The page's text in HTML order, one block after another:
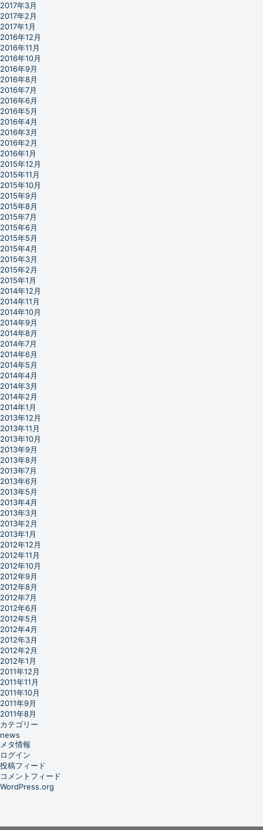
2017年3月
2017年2月
2017年1月
2016年12月
2016年11月
2016年10月
2016年9月
2016年8月
2016年7月
2016年6月
2016年5月
2016年4月
2016年3月
2016年2月
2016年1月
2015年12月
2015年11月
2015年10月
2015年9月
2015年8月
2015年7月
2015年6月
2015年5月
2015年4月
2015年3月
2015年2月
2015年1月
2014年12月
2014年11月
2014年10月
2014年9月
2014年8月
2014年7月
2014年6月
2014年5月
2014年4月
2014年3月
2014年2月
2014年1月
2013年12月
2013年11月
2013年10月
2013年9月
2013年8月
2013年7月
2013年6月
2013年5月
2013年4月
2013年3月
2013年2月
2013年1月
2012年12月
2012年11月
2012年10月
2012年9月
2012年8月
2012年7月
2012年6月
2012年5月
2012年4月
2012年3月
2012年2月
2012年1月
2011年12月
2011年11月
2011年10月
2011年9月
2011年8月
カテゴリー
news
メタ情報
ログイン
投稿フィード
コメントフィード
WordPress.org